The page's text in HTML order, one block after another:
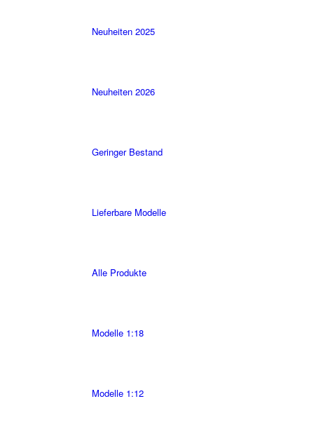
Neuheiten 2025
Neuheiten 2026
Geringer Bestand
Lieferbare Modelle
Alle Produkte
Modelle 1:18
Modelle 1:12